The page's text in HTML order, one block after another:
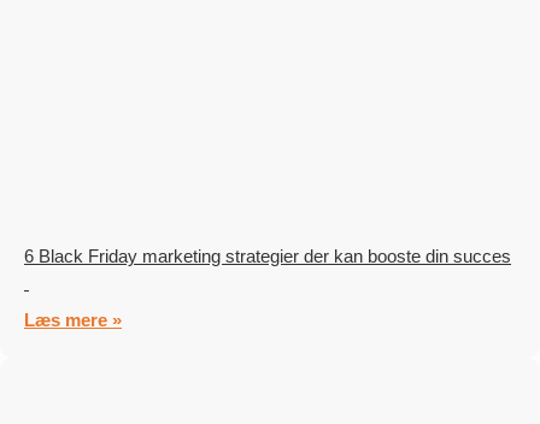
6 Black Friday marketing strategier der kan booste din succes
Læs mere »